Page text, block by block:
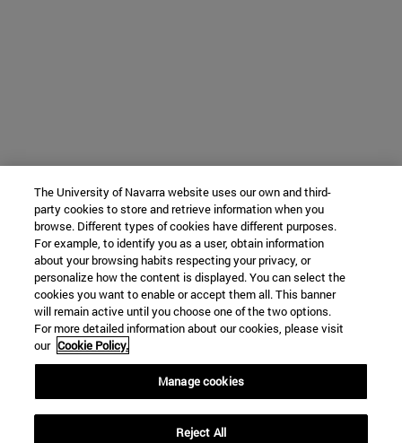
The University of Navarra website uses our own and third-
party cookies to store and retrieve information when you
browse. Different types of cookies have different purposes.
For example, to identify you as a user, obtain information
about your browsing habits respecting your privacy, or
personalize how the content is displayed. You can select the
cookies you want to enable or accept them all. This banner
will remain active until you choose one of the two options.
For more detailed information about our cookies, please visit
our Cookie Policy.
Manage cookies
Reject All